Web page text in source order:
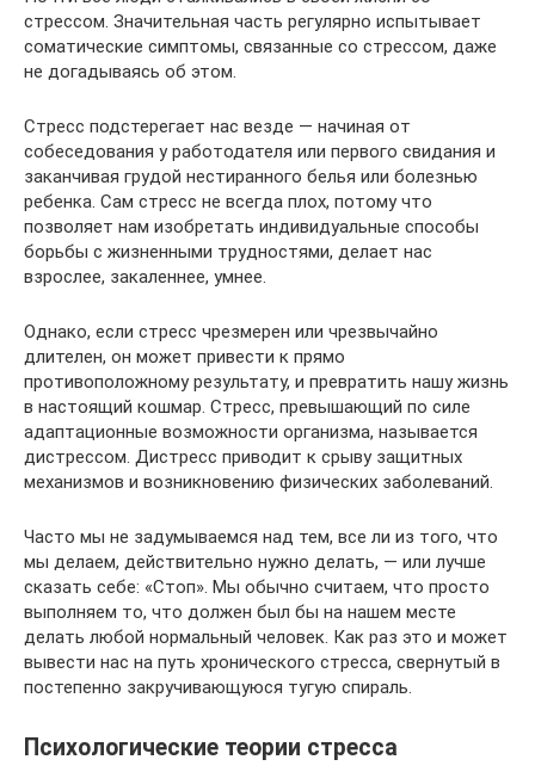
стрессом. Значительная часть регулярно испытывает
соматические симптомы, связанные со стрессом, даже
не догадываясь об этом.
Стресс подстерегает нас везде — начиная от
собеседования у работодателя или первого свидания и
заканчивая грудой нестиранного белья или болезнью
ребенка. Сам стресс не всегда плох, потому что
позволяет нам изобретать индивидуальные способы
борьбы с жизненными трудностями, делает нас
взрослее, закаленнее, умнее.
Однако, если стресс чрезмерен или чрезвычайно
длителен, он может привести к прямо
противоположному результату, и превратить нашу жизнь
в настоящий кошмар. Стресс, превышающий по силе
адаптационные возможности организма, называется
дистрессом. Дистресс приводит к срыву защитных
механизмов и возникновению физических заболеваний.
Часто мы не задумываемся над тем, все ли из того, что
мы делаем, действительно нужно делать, — или лучше
сказать себе: «Стоп». Мы обычно считаем, что просто
выполняем то, что должен был бы на нашем месте
делать любой нормальный человек. Как раз это и может
вывести нас на путь хронического стресса, свернутый в
постепенно закручивающуюся тугую спираль.
Психологические теории стресса